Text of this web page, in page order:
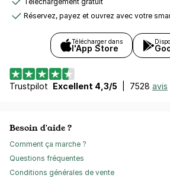
Réservez, payez et ouvrez avec votre
Télécharger dans
l'App Store
Trustpilot Excellent 4,3/5 7528 avis
Besoin d'aide ?
Comment ça marche ?
Questions fréquentes
Conditions générales de vente